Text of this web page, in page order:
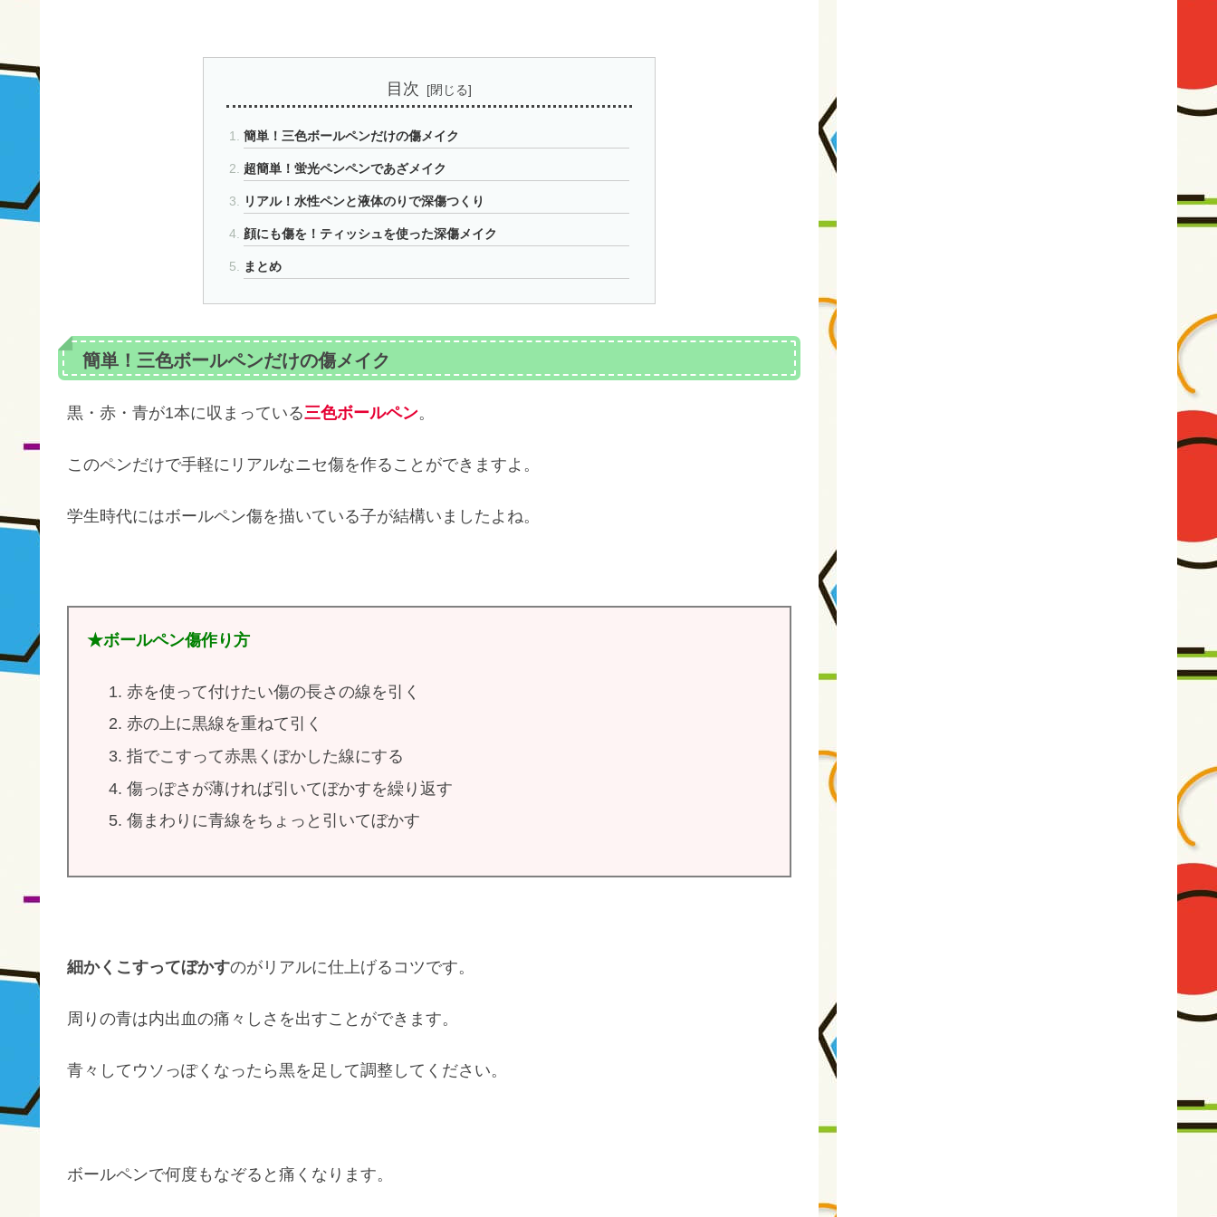
目次
簡単！三色ボールペンだけの傷メイク
超簡単！蛍光ペンペンであざメイク
リアル！水性ペンと液体のりで深傷つくり
顔にも傷を！ティッシュを使った深傷メイク
まとめ
簡単！三色ボールペンだけの傷メイク
黒・赤・青が1本に収まっている三色ボールペン。
このペンだけで手軽にリアルなニセ傷を作ることができますよ。
学生時代にはボールペン傷を描いている子が結構いましたよね。
★ボールペン傷作り方
赤を使って付けたい傷の長さの線を引く
赤の上に黒線を重ねて引く
指でこすって赤黒くぼかした線にする
傷っぽさが薄ければ引いてぼかすを繰り返す
傷まわりに青線をちょっと引いてぼかす
細かくこすってぼかすのがリアルに仕上げるコツです。
周りの青は内出血の痛々しさを出すことができます。
青々してウソっぽくなったら黒を足して調整してください。
ボールペンで何度もなぞると痛くなります。